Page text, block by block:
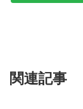
関連記事